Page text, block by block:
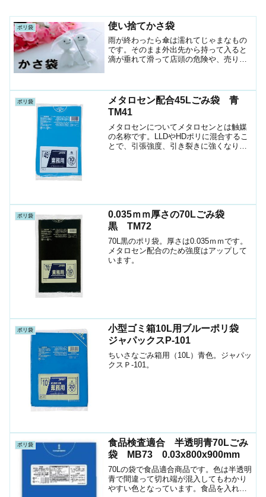
ポリ袋 使い捨てかさ袋
雨が終わったら傘は濡れてじゃまなもの
です。そのまま外出先から持って入ると
滴が垂れて滑って店頭の危険や、売り場
に、紐がついていたり、引っ張るとすぐ
切れるミシン目が入ってい...
ポリ袋
メタロセン配合45Lごみ袋 青
TM41
メタロセンについてメタロセンとは触媒
の名称です。LLDやHDポリに混合するこ
とで、引張強度、引き裂きに強くなりま
ポリ袋
0.035ｍｍ厚さの70Lごみ袋
黒 TM72
70L黒のポリ袋。厚さは0.035ｍｍです。
メタロセン配合のため強度はアップして
います。
ポリ袋
小型ゴミ箱10L用ブルーポリ袋
ジャパックスP-101
ちいさなごみ箱用（10L）青色。ジャパッ
クスＰ-101。
ポリ袋
食品検査適合 半透明青70Lごみ
袋 MB73 0.03x800x900mm
70Lの袋で食品適合商品です。色は半透明
青で間違って切れ端が混入してもわかり
やすい色となっています。食品を入れて